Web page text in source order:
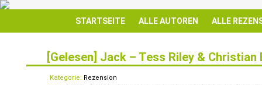
STARTSEITE ALLE AUTOREN ALLE
[Gelesen] Jack – Tess Riley & Christian
Kategorie: Rezension